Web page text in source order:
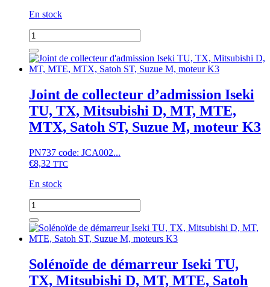
En stock
quantité
de
Joint
de
culbuteurs
Iseki
TX,
TU,
G,
D,
MT,
MTE,
Suzue
M,
Satoh
ST,
moteur
Joint de collecteur d’admission Iseki
TU, TX, Mitsubishi D, MT, MTE,
MTX, Satoh ST, Suzue M, moteur K3
PN737 code: JCA002...
€8,32 TTC
En stock
quantité
de
Joint
de
d'admission
Iseki
TU,
Solénoïde de démarreur Iseki TU,
TX, Mitsubishi D, MT, MTE, Satoh